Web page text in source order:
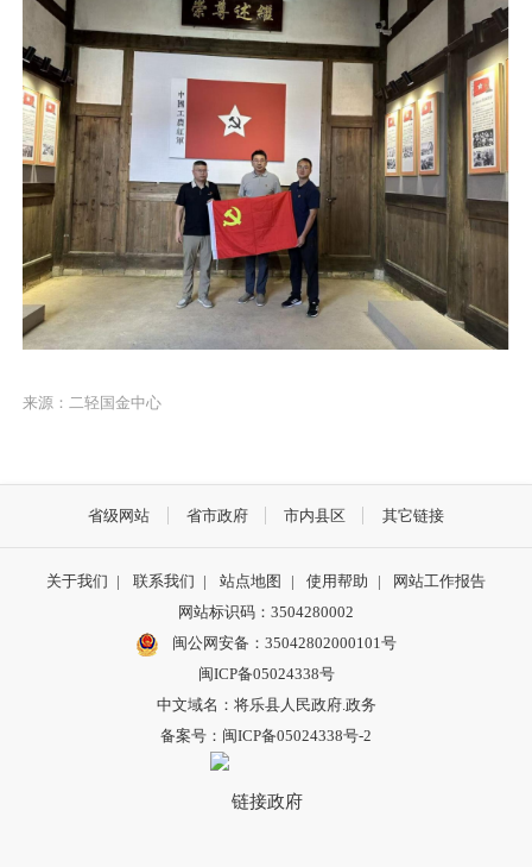
来源：二轻国金中心
省级网站 省市政府 市内县区 其它链接
关于我们 | 联系我们 | 站点地图 | 使用帮助 |
网站工作报告
网站标识码：3504280002
闽公网安备：35042802000101号
闽ICP备05024338号
中文域名：将乐县人民政府.政务
备案号：闽ICP备05024338号-2